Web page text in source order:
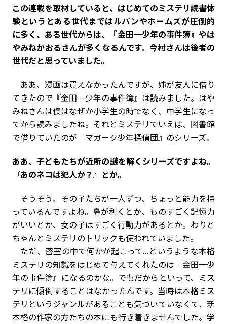
――この連載を取材していると、はじめてのミステリ読書体
験というとある世代まではルパンやホームズが圧倒的
に多く、ある世代からは、『金田一少年の事件簿』やは
やみねかおるさんが多くなるんです。今村さんは後者の
世代だと思っていました。
ああ、漫画は買えなかったんですが、姉が友人に借り
てきたので『金田一少年の事件簿』は読みました。はや
みねさんは僕はなぜか小学生の時でなく、中学生になっ
てから読みましたね。それとミステリでいえば、図書館
で借りていたのが『マガーク少年探偵団』のシリーズ。
――ああ、子どもたちが近所の謎を解くシリーズですよね。
『あのネコは犯人か？』とか。
そうそう。その子たちが一人ずつ、ちょっと能力を持
っているんですよね。鼻が利くとか、ものすごく記憶力
がいいとか、女の子はすごく行動力があるとか。わりと
ちゃんとミステリのトリックも使われていました。
ただ、密室の中で何かが起こって...というような本格
ミステリの知識をはじめて与えてくれたのは『金田一少
年の事件簿』になるのかな。でもだからといって、ミス
テリに傾倒することはなかったんです。当時は本格ミス
テリというジャンルがあることも気づいていなくて、新
本格の作家の方たちの本にも行き着きませんでした。学